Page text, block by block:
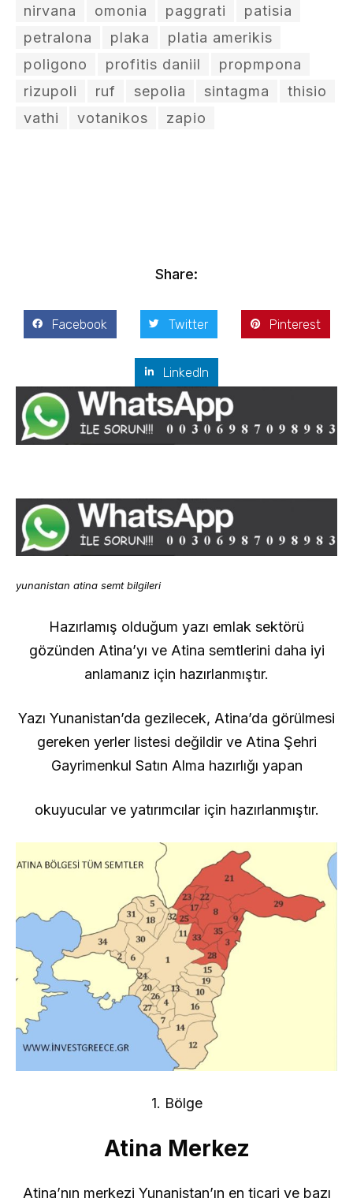
nirvana
omonia paggrati
patisia
petralona
plaka
platia amerikis
poligono
profitis daniil
propmpona
rizupoli
ruf sepolia sintagma
thisio
vathi
votanikos zapio
Share:
Facebook Twitter Pinterest
LinkedIn
yunanistan atina semt bilgileri
Hazırlamış olduğum yazı emlak sektörü
gözünden Atina’yı ve Atina semtlerini daha iyi
anlamanız için hazırlanmıştır.
Yazı Yunanistan’da gezilecek, Atina’da görülmesi
gereken yerler listesi değildir ve Atina Şehri
Gayrimenkul Satın Alma hazırlığı yapan
okuyucular ve yatırımcılar için hazırlanmıştır.
1. Bölge
Atina Merkez
Atina’nın merkezi Yunanistan’ın en ticari ve bazı